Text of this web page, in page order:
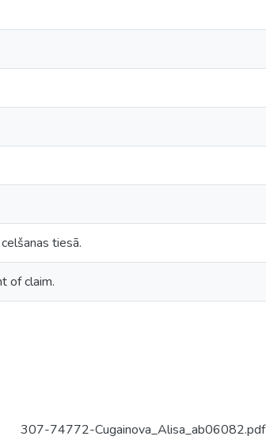
tiesā.
of claim.
307-74772-Cugainova_Alisa_ab06082.pdf